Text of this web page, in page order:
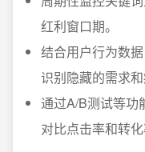
红利窗口期。
结合用户行为数
识别隐藏的需求和
通过A/B测试等功
对比点击率和转化